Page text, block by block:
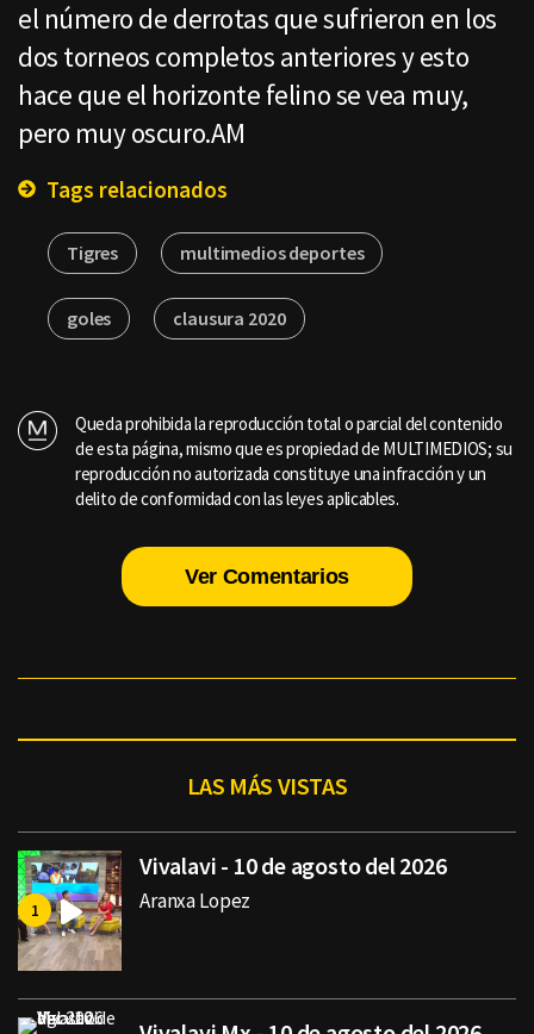
el número de derrotas que sufrieron en los
dos torneos completos anteriores y esto
hace que el horizonte felino se vea muy,
pero muy oscuro.AM
Tags relacionados
Tigres multimedios deportes
goles clausura 2020
Queda prohibida la reproducción total o parcial del contenido
de esta página, mismo que es propiedad de MULTIMEDIOS; su
reproducción no autorizada constituye una infracción y un
delito de conformidad con las leyes aplicables.
Ver Comentarios
LAS MÁS VISTAS
Vivalavi - 10 de agosto del 2026
Aranxa Lopez